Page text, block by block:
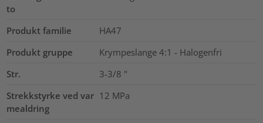
to
Produkt familie
HA47
Produkt gruppe
Krympeslange 4:1 - Halogenfri
Str.
3-3/8 "
Strekkstyrke ved var
mealdring
12 MPa